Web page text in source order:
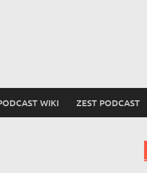
WIKI ZEST PODCAST